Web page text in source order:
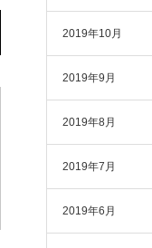
2019年10月
2019年9月
2019年8月
2019年7月
2019年6月